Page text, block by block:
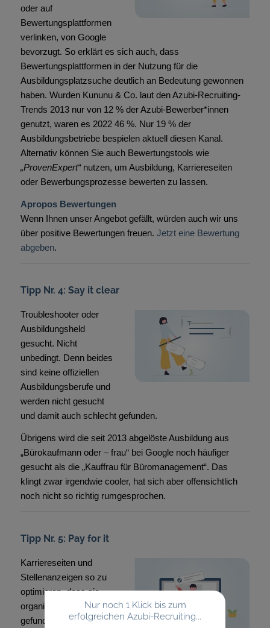
oder auf
Bewertungsplattformen
verlinken, von Google
bevorzugt. So erklärt es sich auch, dass
Bewertungsplattformen in der Nutzung für die
Ausbildungsplatzsuche deutlich an Bedeutung gewonnen
haben. Wurden Kununu & Co. laut den Azubi-Recruiting-
Trends 2013 nur von 12 % der Azubi-Bewerber*innen
genutzt, waren es 2022 46 %. Nur 19 % der
Ausbildungsbetriebe bespielen aktuell diesen Kanal.
Alternativ können Sie auch Bewertungstools wie
„ProvenExpert“nutzen, um Ausbildung, Karriereseiten
oder Bewerbungsprozesse bewerten zu lassen.
Apropos Bewertungen
Wenn Ihnen unser Angebot gefällt, würden auch wir uns
über positive Bewertungen freuen. Jetzt eine Bewertung
abgeben.
Tipp Nr. 4: Say it clear
Troubleshooter oder
Ausbildungsheld
gesucht. Nicht
unbedingt. Denn beides
sind keine offiziellen
Ausbildungsberufe und
werden nicht gesucht
und damit auch schlecht gefunden.
Übrigens wird die seit 2013 abgelöste Ausbildung aus
„Bürokaufmann oder – frau“ bei Google noch häufiger
gesucht als die „Kauffrau für Büromanagement“. Das
klingt zwar irgendwie cooler, hat sich aber offensichtlich
noch nicht so richtig rumgesprochen.
Tipp Nr. 5: Pay for it
Karriereseiten und
Stellenanzeigen so zu
optimieren, dass sie
organisch bei Google
gefunden werden, ist
Nur noch 1 Klick bis zum
erfolgreichen Azubi-Recruiting...